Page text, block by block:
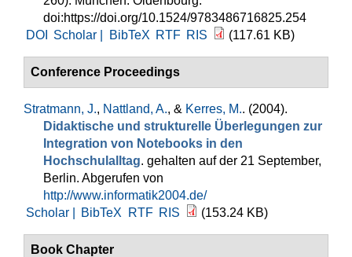
doi:https://doi.org/10.1524/9783486716825.254
DOI
Scholar | BibTeX RTF RIS (117.61 KB)
Conference Proceedings
Stratmann, J., Nattland, A., & Kerres, M.. (2004).
Didaktische und strukturelle Überlegungen zur
Integration von Notebooks in den
Hochschulalltag. gehalten auf der 21 September,
Berlin. Abgerufen von
http://www.informatik2004.de/
Scholar |
BibTeX RTF RIS (153.24 KB)
Book Chapter